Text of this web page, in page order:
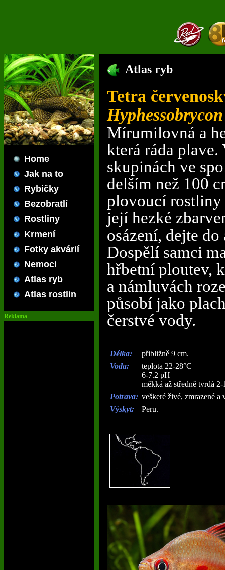
Home
Jak na to
Rybičky
Bezobratlí
Rostliny
Krmení
Fotky akvárií
Nemoci
Atlas ryb
Atlas rostlin
Reklama
Atlas ryb
Tetra
Mírumilovná a
která ráda plave.
skupinách ve
delším než 100
plovoucí rostliny
její hezké
osázení, dejte
Dospělí samci
hřbetní ploutev,
a námluvách
působí jako
čerstvé vody.
Délka:
přibližně 9 cm.
Voda:
teplota 22-28°C
6-7.2 pH
měkká až středně tvrdá
Potrava: veškeré živé, zmrazené
Výskyt:
Peru.